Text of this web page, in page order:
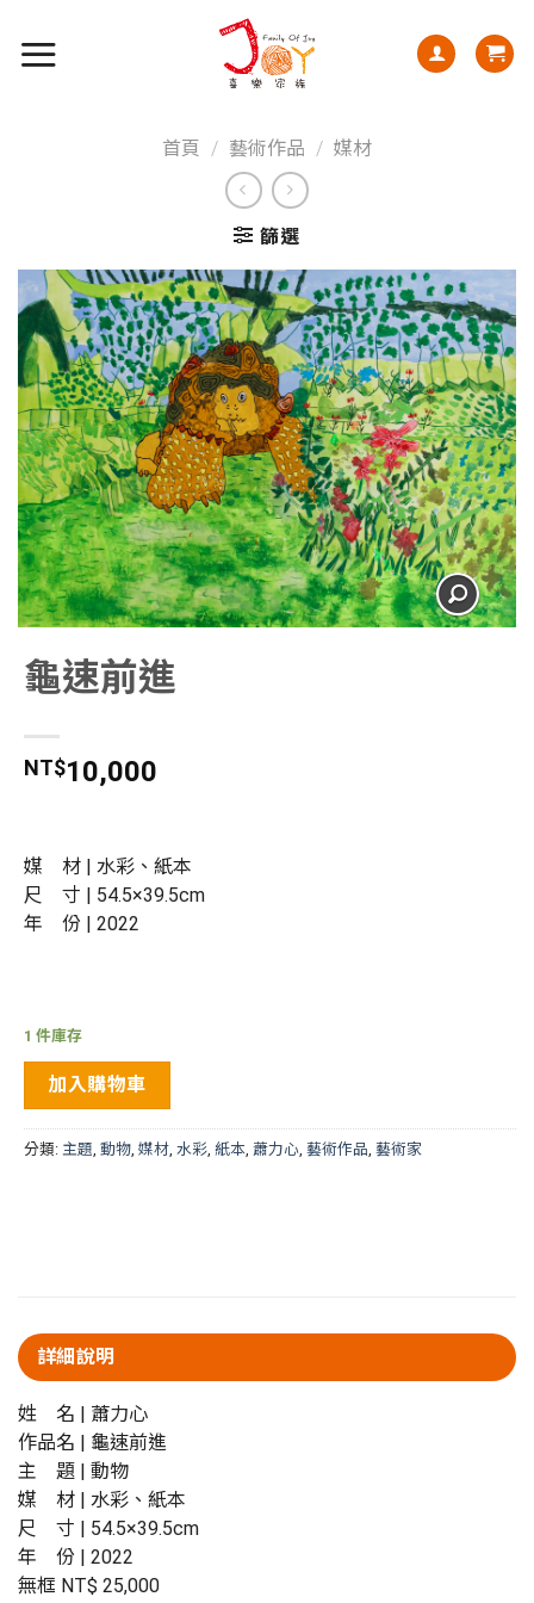
首頁 / 藝術作品 / 媒材
篩選
龜速前進
NT$10,000
媒 材 | 水彩、紙本
尺 寸 | 54.5×39.5cm
年 份 | 2022
1 件庫存
加入購物車
分類: 主題 動物 媒材 水彩 紙本 蕭力心 藝術作品 藝術家
詳細說明
姓 名 | 蕭力心
作品名 | 龜速前進
主 題 | 動物
媒 材 | 水彩、紙本
尺 寸 | 54.5×39.5cm
年 份 | 2022
無框 NT$ 25,000